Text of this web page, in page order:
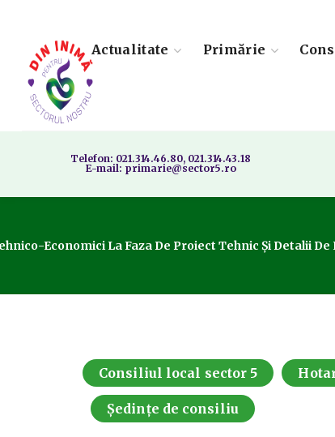
Actualitate Primărie
Telefon: 021.314.46.80, 021.314.43.18
E-mail: primarie@sector5.ro
Economici La Faza De Proiect Tehnic Și Detalii
Consiliul local sector 5
Ședințe de consiliu